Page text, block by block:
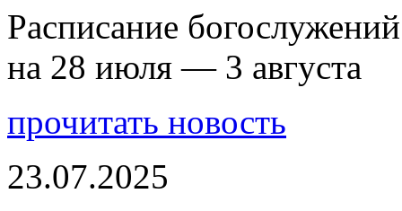
Расписание
на 28 июля — 3 августа
прочитать новость
23.07.2025